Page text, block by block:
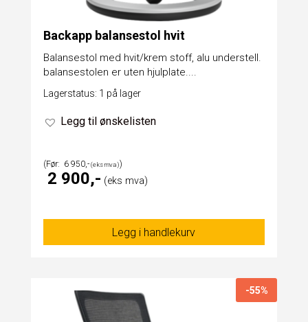
Backapp balansestol hvit
Balansestol med hvit/krem stoff, alu understell.
balansestolen er uten hjulplate....
Lagerstatus: 1 på lager
Legg til ønskelisten
6 950
2 900
Legg i handlekurv
-55%